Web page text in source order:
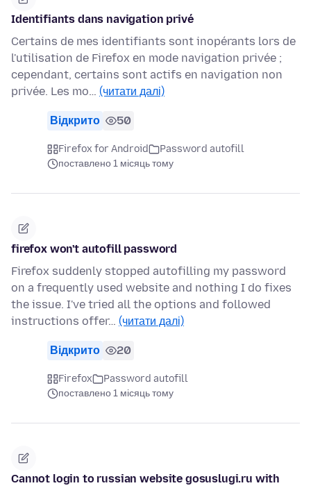
Identifiants dans navigation privé
Certains de mes identifiants sont inopérants lors de
l'utilisation de Firefox en mode navigation privée ;
cependant, certains sont actifs en navigation non
privée. Les mo… (читати далі)
Відкрито 50
Firefox for Android
Password autofill
поставлено 1 місяць тому
firefox won't autofill password
Firefox suddenly stopped autofilling my password
on a frequently used website and nothing I do fixes
the issue. I've tried all the options and followed
instructions offer… (читати далі)
Відкрито 20
Firefox
Password autofill
поставлено 1 місяць тому
Cannot login to russian website gosuslugi.ru with